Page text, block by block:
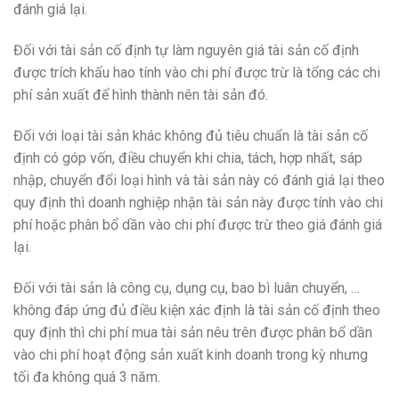
đánh giá lại.
Đối với tài sản cố định tự làm nguyên giá tài sản cố định
được trích khấu hao tính vào chi phí được trừ là tổng các chi
phí sản xuất để hình thành nên tài sản đó.
Đối với loại tài sản khác không đủ tiêu chuẩn là tài sản cố
định có góp vốn, điều chuyển khi chia, tách, hợp nhất, sáp
nhập, chuyển đổi loại hình và tài sản này có đánh giá lại theo
quy định thì doanh nghiệp nhận tài sản này được tính vào chi
phí hoặc phân bổ dần vào chi phí được trừ theo giá đánh giá
lại.
Đối với tài sản là công cụ, dụng cụ, bao bì luân chuyển, …
không đáp ứng đủ điều kiện xác định là tài sản cố định theo
quy định thì chi phí mua tài sản nêu trên được phân bổ dần
vào chi phí hoạt động sản xuất kinh doanh trong kỳ nhưng
tối đa không quá 3 năm.